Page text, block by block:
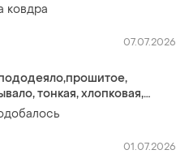
ковдра
07.07.2026
тонкая, хлопковая,
двуспальная,
01.07.2026